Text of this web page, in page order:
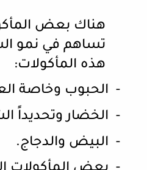
هناك بعض
تساهم في نمو
هذه المأكولات:
- الحبوب وخاصة
- الخضار وتحديداً
- البيض والدجاج.